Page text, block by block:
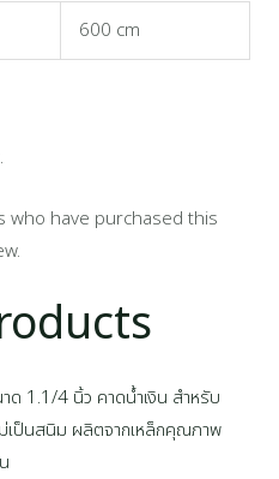
600 cm
who have purchased this